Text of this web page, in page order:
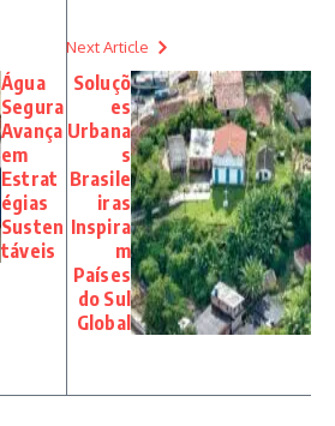
Água
Segura
Avança
em
Estrat
égias
Susten
táveis
Next Article
Soluçõ
es
Urbana
s
Brasile
iras
Inspira
m
Países
do Sul
Global